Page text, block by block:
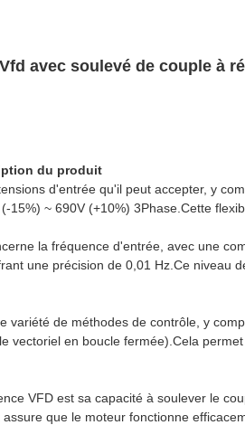
avec soulevé de couple à
du produit
d'entrée qu'il peut accepter, y
15%) ~ 690V (+10%) 3Phase.Cette
la fréquence d'entrée, avec une
une précision de 0,01 Hz.Ce niveau
variété de méthodes de contrôle, y
vectoriel en boucle fermée).Cela
VFD est sa capacité à soulever le
que le moteur fonctionne